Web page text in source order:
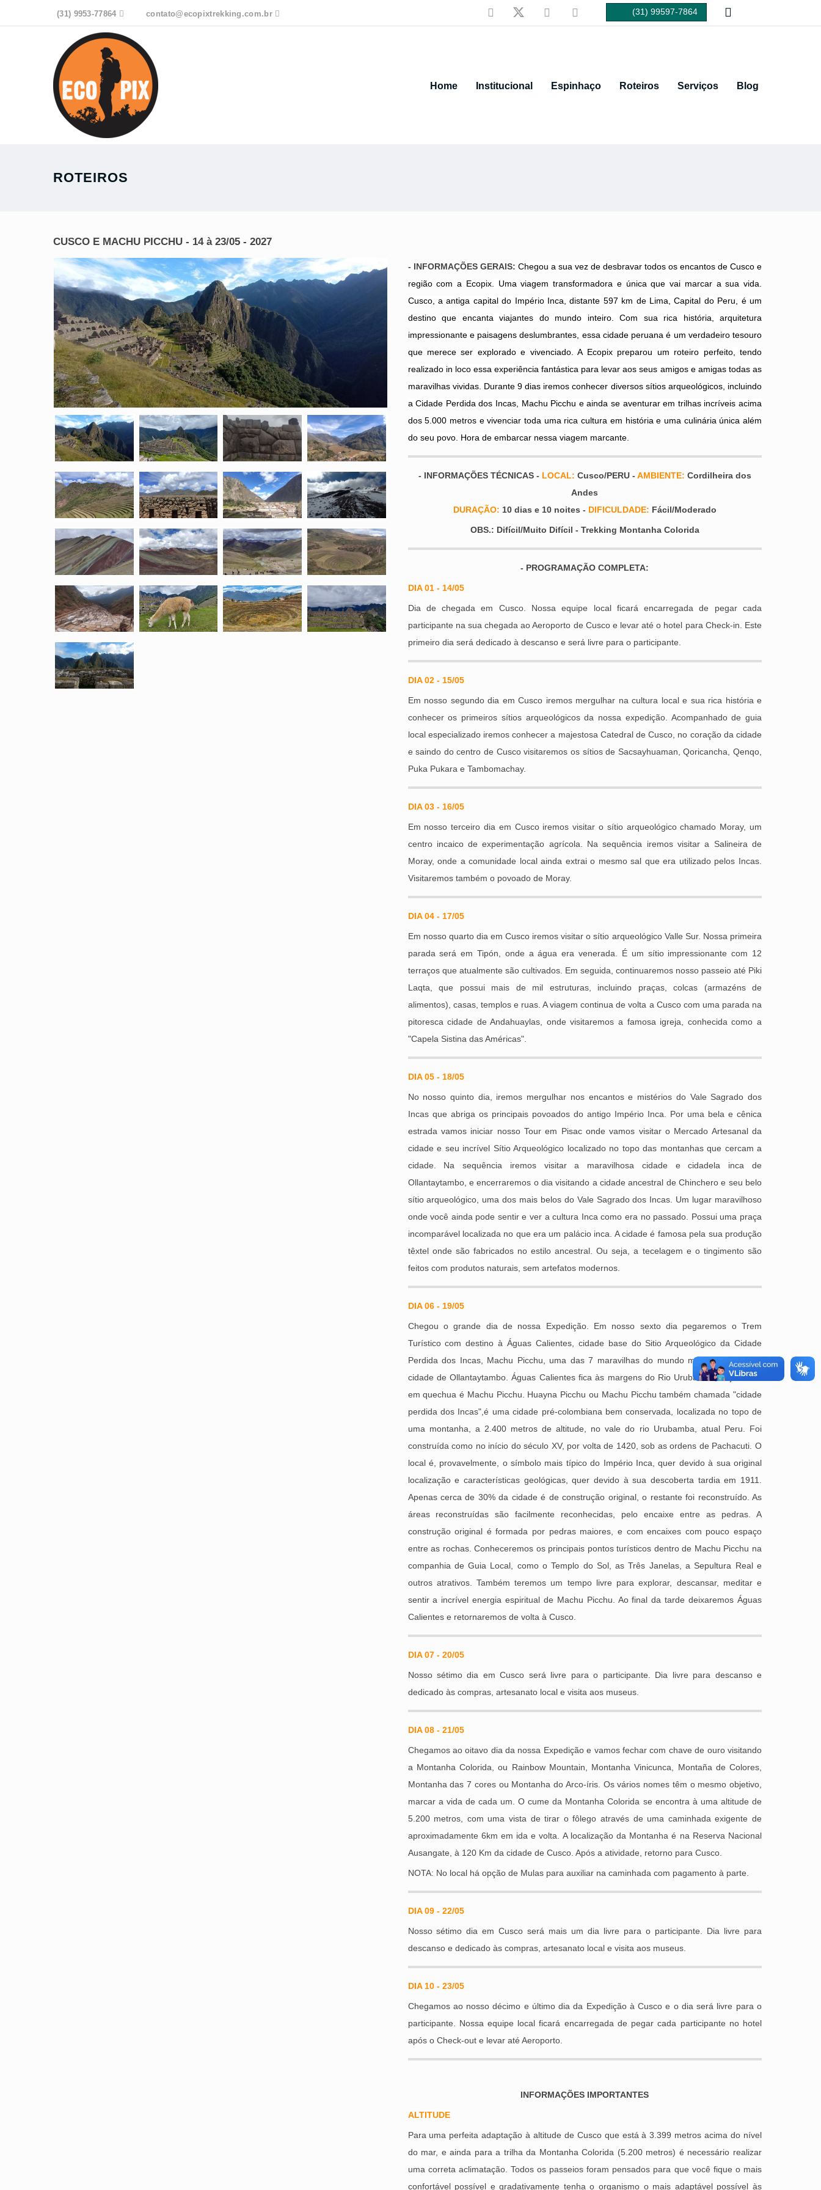
(31) 9953-77864  contato@ecopixtrekking.com.br 
(31) 99597-7864
Fale conosco
  
Home Institucional Espinhaço Roteiros Serviços Blog
ROTEIROS
CUSCO E MACHU PICCHU - 14 à 23/05 - 2027
- INFORMAÇÕES GERAIS: Chegou a sua vez de desbravar todos os encantos de Cusco e
região com a Ecopix. Uma viagem transformadora e única que vai marcar a sua vida.
Cusco, a antiga capital do Império Inca, distante 597 km de Lima, Capital do Peru, é um
destino que encanta viajantes do mundo inteiro. Com sua rica história, arquitetura
impressionante e paisagens deslumbrantes, essa cidade peruana é um verdadeiro tesouro
que merece ser explorado e vivenciado. A Ecopix preparou um roteiro perfeito, tendo
realizado in loco essa experiência fantástica para levar aos seus amigos e amigas todas as
maravilhas vividas. Durante 9 dias iremos conhecer diversos sítios arqueológicos, incluindo
a Cidade Perdida dos Incas, Machu Picchu e ainda se aventurar em trilhas incríveis acima
dos 5.000 metros e vivenciar toda uma rica cultura em história e uma culinária única além
do seu povo. Hora de embarcar nessa viagem marcante.
- INFORMAÇÕES TÉCNICAS - LOCAL: Cusco/PERU - AMBIENTE: Cordilheira dos
Andes
DURAÇÃO: 10 dias e 10 noites - DIFICULDADE: Fácil/Moderado
OBS.: Difícil/Muito Difícil - Trekking Montanha Colorida
- PROGRAMAÇÃO COMPLETA:
DIA 01 - 14/05
Dia de chegada em Cusco. Nossa equipe local ficará encarregada de pegar cada
participante na sua chegada ao Aeroporto de Cusco e levar até o hotel para Check-in. Este
primeiro dia será dedicado à descanso e será livre para o participante.
DIA 02 - 15/05
Em nosso segundo dia em Cusco iremos mergulhar na cultura local e sua rica história e
conhecer os primeiros sítios arqueológicos da nossa expedição. Acompanhado de guia
local especializado iremos conhecer a majestosa Catedral de Cusco, no coração da cidade
e saindo do centro de Cusco visitaremos os sítios de Sacsayhuaman, Qoricancha, Qenqo,
Puka Pukara e Tambomachay.
DIA 03 - 16/05
Em nosso terceiro dia em Cusco iremos visitar o sítio arqueológico chamado Moray, um
centro incaico de experimentação agrícola. Na sequência iremos visitar a Salineira de
Moray, onde a comunidade local ainda extrai o mesmo sal que era utilizado pelos Incas.
Visitaremos também o povoado de Moray.
DIA 04 - 17/05
Em nosso quarto dia em Cusco iremos visitar o sítio arqueológico Valle Sur. Nossa primeira
parada será em Tipón, onde a água era venerada. É um sítio impressionante com 12
terraços que atualmente são cultivados. Em seguida, continuaremos nosso passeio até Piki
Laqta, que possui mais de mil estruturas, incluindo praças, colcas (armazéns de
alimentos), casas, templos e ruas. A viagem continua de volta a Cusco com uma parada na
pitoresca cidade de Andahuaylas, onde visitaremos a famosa igreja, conhecida como a
"Capela Sistina das Américas".
DIA 05 - 18/05
No nosso quinto dia, iremos mergulhar nos encantos e mistérios do Vale Sagrado dos
Incas que abriga os principais povoados do antigo Império Inca. Por uma bela e cênica
estrada vamos iniciar nosso Tour em Pisac onde vamos visitar o Mercado Artesanal da
cidade e seu incrível Sítio Arqueológico localizado no topo das montanhas que cercam a
cidade. Na sequência iremos visitar a maravilhosa cidade e cidadela inca de
Ollantaytambo, e encerraremos o dia visitando a cidade ancestral de Chinchero e seu belo
sítio arqueológico, uma dos mais belos do Vale Sagrado dos Incas. Um lugar maravilhoso
onde você ainda pode sentir e ver a cultura Inca como era no passado. Possui uma praça
incomparável localizada no que era um palácio inca. A cidade é famosa pela sua produção
têxtel onde são fabricados no estilo ancestral. Ou seja, a tecelagem e o tingimento são
feitos com produtos naturais, sem artefatos modernos.
DIA 06 - 19/05
Chegou o grande dia de nossa Expedição. Em nosso sexto dia pegaremos o Trem
Turístico com destino à Águas Calientes, cidade base do Sitio Arqueológico da Cidade
Perdida dos Incas, Machu Picchu, uma das 7 maravilhas do mundo moderno, desde a
cidade de Ollantaytambo. Águas Calientes fica às margens do Rio Urubamba, cujo nome
em quechua é Machu Picchu. Huayna Picchu ou Machu Picchu também chamada "cidade
perdida dos Incas",é uma cidade pré-colombiana bem conservada, localizada no topo de
uma montanha, a 2.400 metros de altitude, no vale do rio Urubamba, atual Peru. Foi
construída como no início do século XV, por volta de 1420, sob as ordens de Pachacuti. O
local é, provavelmente, o símbolo mais típico do Império Inca, quer devido à sua original
localização e características geológicas, quer devido à sua descoberta tardia em 1911.
Apenas cerca de 30% da cidade é de construção original, o restante foi reconstruído. As
áreas reconstruídas são facilmente reconhecidas, pelo encaixe entre as pedras. A
construção original é formada por pedras maiores, e com encaixes com pouco espaço
entre as rochas. Conheceremos os principais pontos turísticos dentro de Machu Picchu na
companhia de Guia Local, como o Templo do Sol, as Três Janelas, a Sepultura Real e
outros atrativos. Também teremos um tempo livre para explorar, descansar, meditar e
sentir a incrível energia espiritual de Machu Picchu. Ao final da tarde deixaremos Águas
Calientes e retornaremos de volta à Cusco.
DIA 07 - 20/05
Nosso sétimo dia em Cusco será livre para o participante. Dia livre para descanso e
dedicado às compras, artesanato local e visita aos museus.
DIA 08 - 21/05
Chegamos ao oitavo dia da nossa Expedição e vamos fechar com chave de ouro visitando
a Montanha Colorida, ou Rainbow Mountain, Montanha Vinicunca, Montaña de Colores,
Montanha das 7 cores ou Montanha do Arco-íris. Os vários nomes têm o mesmo objetivo,
marcar a vida de cada um. O cume da Montanha Colorida se encontra à uma altitude de
5.200 metros, com uma vista de tirar o fôlego através de uma caminhada exigente de
aproximadamente 6km em ida e volta. A localização da Montanha é na Reserva Nacional
Ausangate, à 120 Km da cidade de Cusco. Após a atividade, retorno para Cusco.
NOTA: No local há opção de Mulas para auxiliar na caminhada com pagamento à parte.
DIA 09 - 22/05
Nosso sétimo dia em Cusco será mais um dia livre para o participante. Dia livre para
descanso e dedicado às compras, artesanato local e visita aos museus.
DIA 10 - 23/05
Chegamos ao nosso décimo e último dia da Expedição à Cusco e o dia será livre para o
participante. Nossa equipe local ficará encarregada de pegar cada participante no hotel
após o Check-out e levar até Aeroporto.
INFORMAÇÕES IMPORTANTES
ALTITUDE
Para uma perfeita adaptação à altitude de Cusco que está à 3.399 metros acima do nível
do mar, e ainda para a trilha da Montanha Colorida (5.200 metros) é necessário realizar
uma correta aclimatação. Todos os passeios foram pensados para que você fique o mais
confortável possível e gradativamente tenha o organismo o mais adaptável possível às